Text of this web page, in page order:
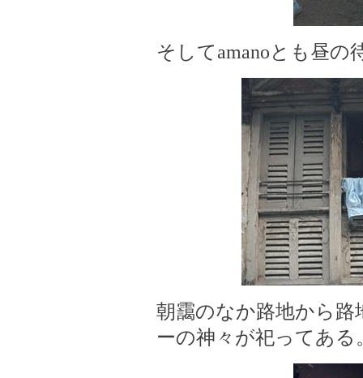
そしてamanoとも昼の
朝靄のなか路地から
ーの神々が祀ってある